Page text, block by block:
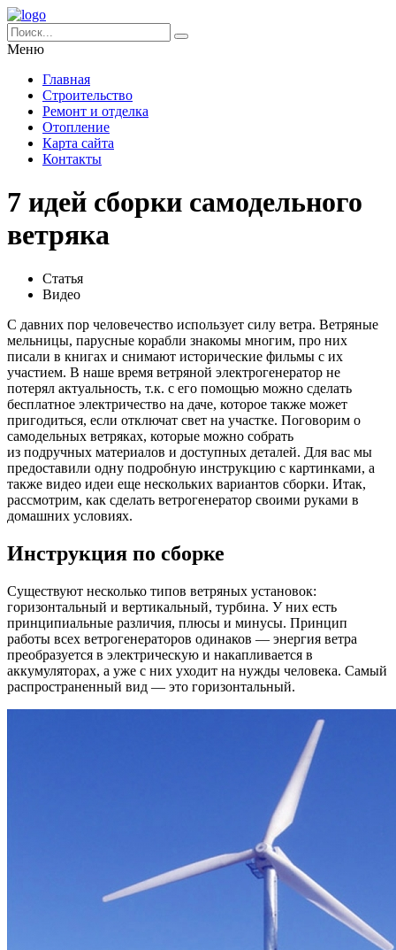
Меню
Главная
Строительство
Ремонт и отделка
Отопление
Карта сайта
Контакты
7 идей сборки самодельного
ветряка
Статья
Видео
С давних пор человечество использует силу ветра. Ветряные
мельницы, парусные корабли знакомы многим, про них
писали в книгах и снимают исторические фильмы с их
участием. В наше время ветряной электрогенератор не
потерял актуальность, т.к. с его помощью можно сделать
бесплатное электричество на даче, которое также может
пригодиться, если отключат свет на участке. Поговорим о
самодельных ветряках, которые можно собрать
из подручных материалов и доступных деталей. Для вас мы
предоставили одну подробную инструкцию с картинками, а
также видео идеи еще нескольких вариантов сборки. Итак,
рассмотрим, как сделать ветрогенератор своими руками в
домашних условиях.
Инструкция по сборке
Существуют несколько типов ветряных установок:
горизонтальный и вертикальный, турбина. У них есть
принципиальные различия, плюсы и минусы. Принцип
работы всех ветрогенераторов одинаков — энергия ветра
преобразуется в электрическую и накапливается в
аккумуляторах, а уже с них уходит на нужды человека. Самый
распространенный вид — это горизонтальный.